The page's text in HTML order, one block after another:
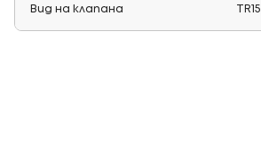
Вид на клапана TR15